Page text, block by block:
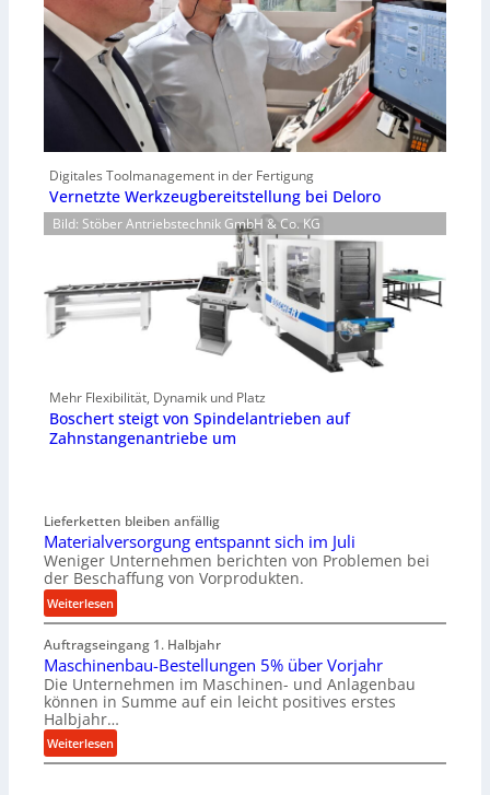
Digitales Toolmanagement in der Fertigung
Vernetzte Werkzeugbereitstellung bei Deloro
Bild: Stöber Antriebstechnik GmbH & Co. KG
Mehr Flexibilität, Dynamik und Platz
Boschert steigt von Spindelantrieben auf
Zahnstangenantriebe um
Lieferketten bleiben anfällig
Materialversorgung entspannt sich im Juli
Weniger Unternehmen berichten von Problemen bei
der Beschaffung von Vorprodukten.
Weiterlesen:
M
a
t
e
r
i
a
l
Auftragseingang 1. Halbjahr
Maschinenbau-Bestellungen 5% über Vorjahr
Die Unternehmen im Maschinen- und Anlagenbau
können in Summe auf ein leicht positives erstes
Halbjahr…
Weiterlesen:
M